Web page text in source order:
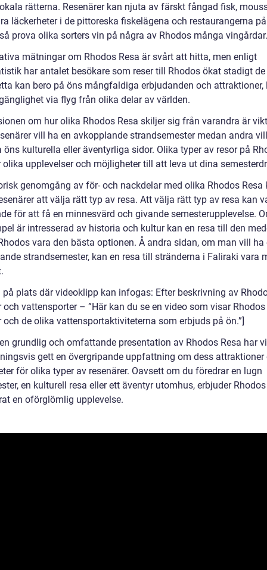
rätterna. Resenärer kan njuta av färskt fångad fisk,
läckerheter i de pittoreska fiskelägena och restaurangerna
prova olika sorters vin på några av Rhodos många vingårdar.
mätningar om Rhodos Resa är svårt att hitta, men enligt
har antalet besökare som reser till Rhodos ökat stadigt
kan bero på öns mångfaldiga erbjudanden och attraktioner,
via flyg från olika delar av världen.
om hur olika Rhodos Resa skiljer sig från varandra är
vill ha en avkopplande strandsemester medan andra vill
öns kulturella eller äventyrliga sidor. Olika typer av resor på
olika upplevelser och möjligheter till att leva ut dina
genomgång av för- och nackdelar med olika Rhodos Resa
att välja rätt typ av resa. Att välja rätt typ av resa kan
för att få en minnesvärd och givande semesterupplevelse.
är intresserad av historia och kultur kan en resa till den
vara den bästa optionen. Å andra sidan, om man vill ha
strandsemester, kan en resa till stränderna i Faliraki vara
på plats där videoklipp kan infogas: Efter beskrivning av
och vattensporter – ”Här kan du se en video som visar
och de olika vattensportaktiviteterna som erbjuds på ön.”]
grundlig och omfattande presentation av Rhodos Resa har vi
gett en övergripande uppfattning om dess attraktioner
för olika typer av resenärer. Oavsett om du föredrar en lugn
en kulturell resa eller ett äventyr utomhus, erbjuder
en oförglömlig upplevelse.